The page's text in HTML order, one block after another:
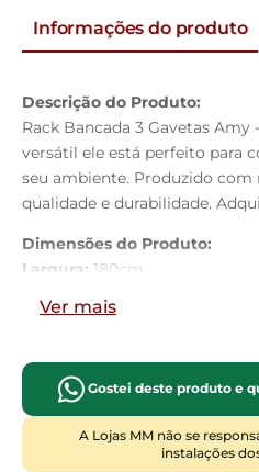
Informações do produto
Descrição do Produto:
Rack Bancada 3 Gavetas
versátil ele está perfeito para
seu ambiente. Produzido com
qualidade e durabilidade.
Dimensões do Produto:
Largura: 180cm
Profundidade:
Característica do Produto:
Material da Estrutura:
MDP 25mm
Tampo:
MDP 15mm
Ver mais
Gostei deste produto e
A Lojas MM não se
instalações